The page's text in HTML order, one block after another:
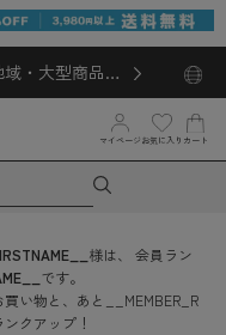
・大型商品対
マイページ お気に入り カート
様は、
会員ラン
です。
い物と、あと
__MEMBER_R
クアップ！